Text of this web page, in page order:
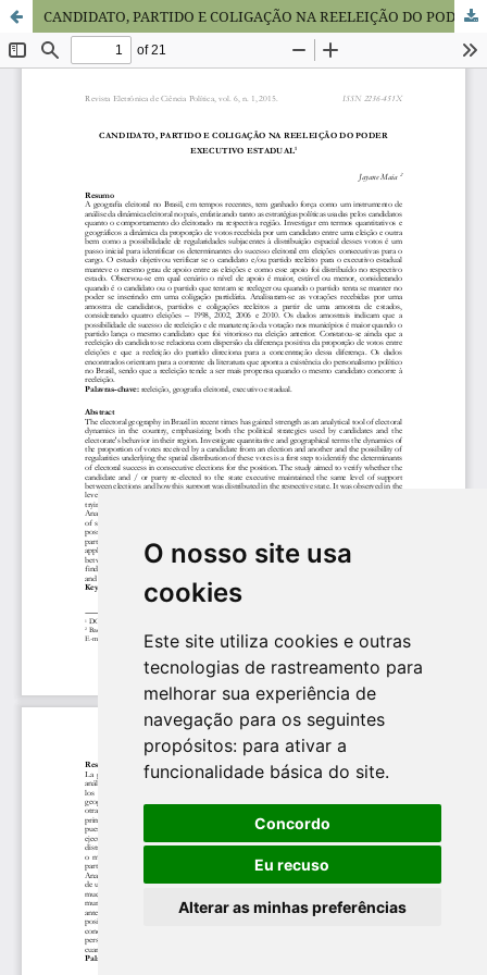
O nosso site usa
cookies
Este site utiliza cookies e outras
tecnologias de rastreamento para
melhorar sua experiência de
navegação para os seguintes
propósitos: para ativar a
funcionalidade básica do site.
Concordo
Eu recuso
Alterar as minhas preferências
CANDIDATO, PARTIDO E COLIGAÇÃO NA REELEIÇÃO DO PODER EXECUTIVO ESTADUAL